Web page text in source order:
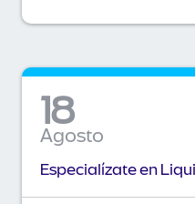
18
Agosto
Especialízate en